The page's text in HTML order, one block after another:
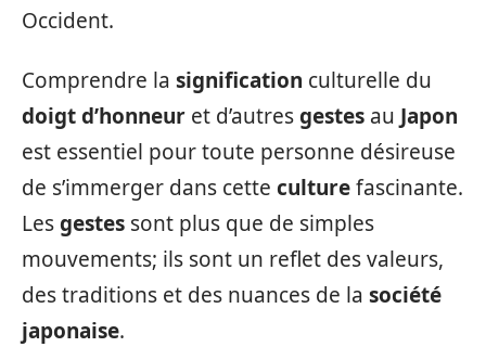
Occident.
Comprendre la signification culturelle du
doigt d’honneur et d’autresgestes au Japon
est essentiel pour toute personne désireuse
de s’immerger dans cette culturefascinante.
Lesgestes sont plus que de simples
mouvements; ils sont un reflet des valeurs,
des traditions et des nuances de la société
japonaise.